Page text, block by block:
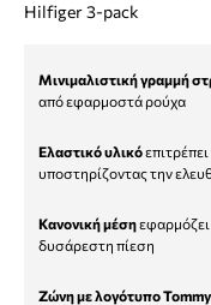
Hilfiger 3-pack
Μινιμαλιστική γραμμή
από εφαρμοστά ρούχα
Ελαστικό υλικό
υποστηρίζοντας την
Κανονική μέση
δυσάρεστη πίεση
Ζώνη με λογότυπο